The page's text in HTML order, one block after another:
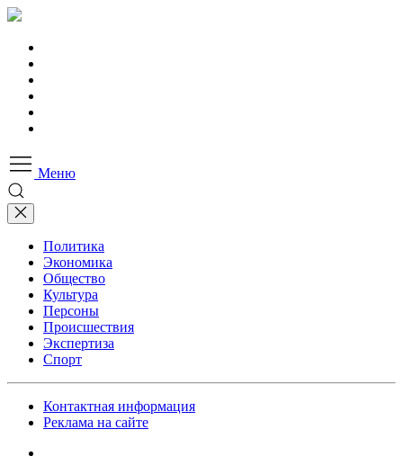
Меню
Политика
Экономика
Общество
Культура
Персоны
Происшествия
Экспертиза
Спорт
Контактная информация
Реклама на сайте